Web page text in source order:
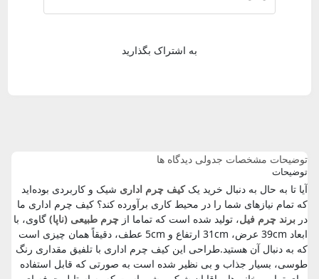
به اشتراک بگذارید
توضیحات مشخصات جدولی دیدگاه ها
توضیحات
آیا تا به حال به دنبال خرید یککیف چرم اداری شیک و کاربردی بوده‌اید
که تمام نیازهای شما را در محیط کاری برآورده کند؟ کیف چرم اداری ما
دربرند چرم فیل، تولید شده است که تماما ازچرم طبیعی (ناپا) گاوی، با
ابعاد 39cm عرض، 31cm ارتفاع و 5cm عطف، دقیقاً همان چیزی است
که به دنبال آن هستید.طراحی این کیف چرم اداری با تلفیق مقداری رنگ
طوسی، بسیار جذاب و بی نظیر شده است به صورتی که قابل استفاده